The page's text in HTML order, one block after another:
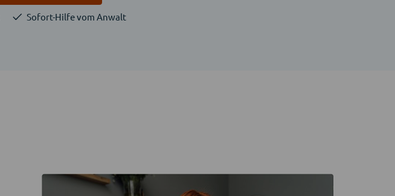
Sofort-Hilfe vom Anwalt